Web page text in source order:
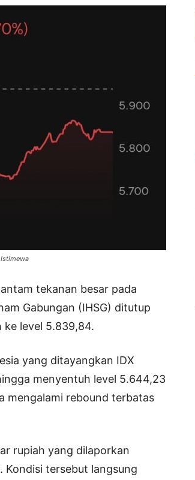
tekanan besar pada
Gabungan (IHSG) ditutup
ke level 5.839,84.
yang ditayangkan IDX
menyentuh level 5.644,23
mengalami rebound terbatas
rupiah yang dilaporkan
Kondisi tersebut langsung